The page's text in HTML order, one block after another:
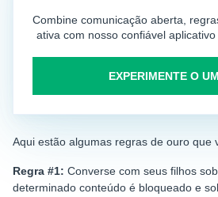
Combine comunicação aberta,
ativa com nosso confiável
EXPERIMENTE O
Aqui estão algumas regras de ouro que
Regra #1: Converse com seus filhos
determinado conteúdo é bloqueado e